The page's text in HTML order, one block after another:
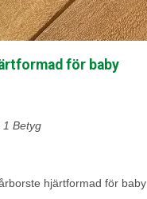
för baby
1 Betyg
hjärtformad för baby